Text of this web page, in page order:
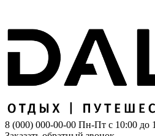
8 (000) 000-00-00 Пн-Пт с 10:00 до